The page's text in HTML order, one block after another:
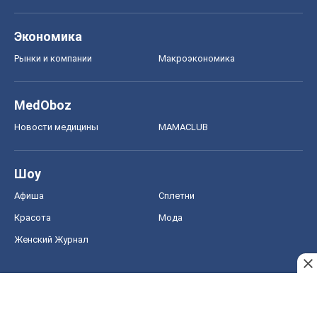
Экономика
Рынки и компании Mакроэкономика
MedOboz
Новости медицины MAMACLUB
Шоу
Афиша Сплетни
Красота Мода
Женский Журнал